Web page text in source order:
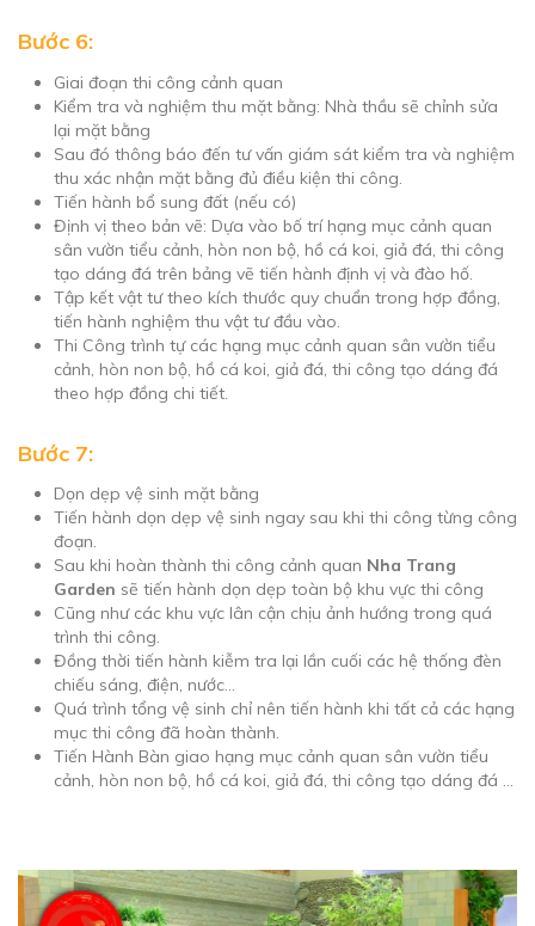
Bước 6:
Giai đoạn thi công cảnh quan
Kiểm tra và nghiệm thu mặt bằng: Nhà thầu sẽ chỉnh sửa
lại mặt bằng
Sau đó thông báo đến tư vấn giám sát kiểm tra và nghiệm
thu xác nhận mặt bằng đủ điều kiện thi công.
Tiến hành bổ sung đất (nếu có)
Định vị theo bản vẽ: Dựa vào bố trí hạng mục cảnh quan
sân vườn tiểu cảnh, hòn non bộ, hồ cá koi, giả đá, thi công
tạo dáng đá trên bảng vẽ tiến hành định vị và đào hố.
Tập kết vật tư theo kích thước quy chuẩn trong hợp đồng,
tiến hành nghiệm thu vật tư đầu vào.
Thi Công trình tự các hạng mục cảnh quan sân vườn tiểu
cảnh, hòn non bộ, hồ cá koi, giả đá, thi công tạo dáng đá
theo hợp đồng chi tiết.
Bước 7:
Dọn dẹp vệ sinh mặt bằng
Tiến hành dọn dẹp vệ sinh ngay sau khi thi công từng công
đoạn.
Sau khi hoàn thành thi công cảnh quan Nha Trang
Garden sẽ tiến hành dọn dẹp toàn bộ khu vực thi công
Cũng như các khu vực lân cận chịu ảnh hướng trong quá
trình thi công.
Đồng thời tiến hành kiễm tra lại lần cuối các hệ thống đèn
chiếu sáng, điện, nước…
Quá trình tổng vệ sinh chỉ nên tiến hành khi tất cả các hạng
mục thi công đã hoàn thành.
Tiến Hành Bàn giao hạng mục cảnh quan sân vườn tiểu
cảnh, hòn non bộ, hồ cá koi, giả đá, thi công tạo dáng đá …